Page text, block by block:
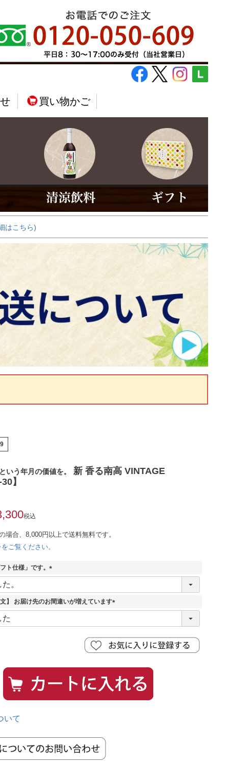
買い物かご
はこちら)
いう年月の価値を。
新 香る南高 VINTAGE
】
税込
場合、8,000円以上で送料無料です。
ご覧ください。
ト仕様」です。
(
須
)
文】 お届け先のお間違いが増えています
(
いて